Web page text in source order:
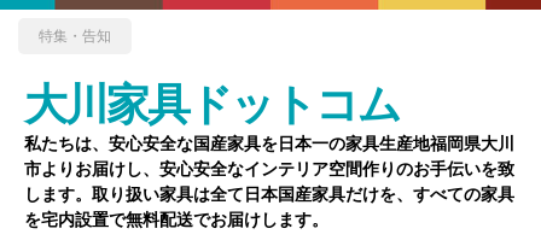
特集・告知
大川家具ドットコム
私たちは、安心安全な国産家具を日本一の家具生産地福岡県大川
市よりお届けし、安心安全なインテリア空間作りのお手伝いを致
します。取り扱い家具は全て日本国産家具だけを、すべての家具
を宅内設置で無料配送でお届けします。